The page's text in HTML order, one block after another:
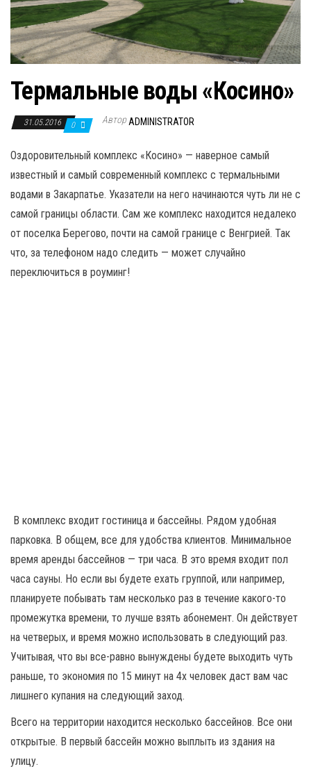
Термальные воды «Косино»
31.05.2016 0 АвторADMINISTRATOR
Оздоровительный комплекс «Косино» — наверное самый
известный и самый современный комплекс с термальными
водами в Закарпатье. Указатели на него начинаются чуть ли не с
самой границы области. Сам же комплекс находится недалеко
от поселка Берегово, почти на самой границе с Венгрией. Так
что, за телефоном надо следить — может случайно
переключиться в роуминг!
В комплекс входит гостиница и бассейны. Рядом удобная
парковка. В общем, все для удобства клиентов. Минимальное
время аренды бассейнов — три часа. В это время входит пол
часа сауны. Но если вы будете ехать группой, или например,
планируете побывать там несколько раз в течение какого-то
промежутка времени, то лучше взять абонемент. Он действует
на четверых, и время можно использовать в следующий раз.
Учитывая, что вы все-равно вынуждены будете выходить чуть
раньше, то экономия по 15 минут на 4х человек даст вам час
лишнего купания на следующий заход.
Всего на территории находится несколько бассейнов. Все они
открытые. В первый бассейн можно выплыть из здания на
улицу.